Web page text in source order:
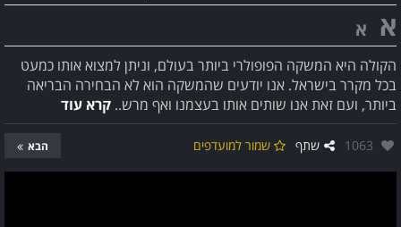
א א
הקולה היא המשקה הפופולרי ביותר בעולם, וניתן למצוא אותו כמעט
בכל מקרר בישראל. אנו יודעים שהמשקה הוא לא הבחירה הבריאה
ביותר, ועם זאת אנו שותים אותו בעצמנו ואף מרש.. קרא עוד
אהבו:
1063 שתף שמור למועדפים הבא